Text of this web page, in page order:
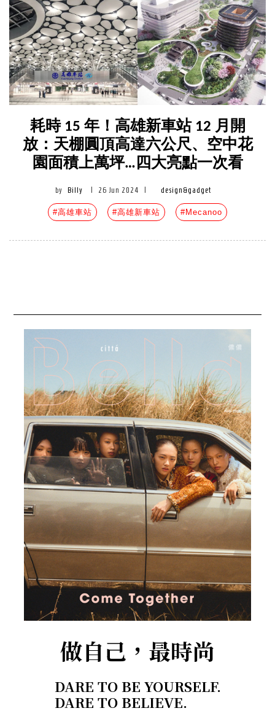
耗時 15 年！高雄新車站 12 月開
放：天棚圓頂高達六公尺、空中花
園面積上萬坪…四大亮點一次看
by Billy 26 Jun 2024 design&gadget
#高雄車站 #高雄新車站 #Mecanoo
做自己，最時尚
DARE TO BE YOURSELF.
DARE TO BELIEVE.